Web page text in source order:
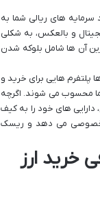
سرمایه های ریالی شما به
و بالعکس، به شکلی
آن ها شامل بلوکه شدن
پلتفرم هایی برای خرید و
محسوب می شوند. اگرچه
دارایی های خود را به کیف
خصوصی می دهد و ریسک
خرید ارز